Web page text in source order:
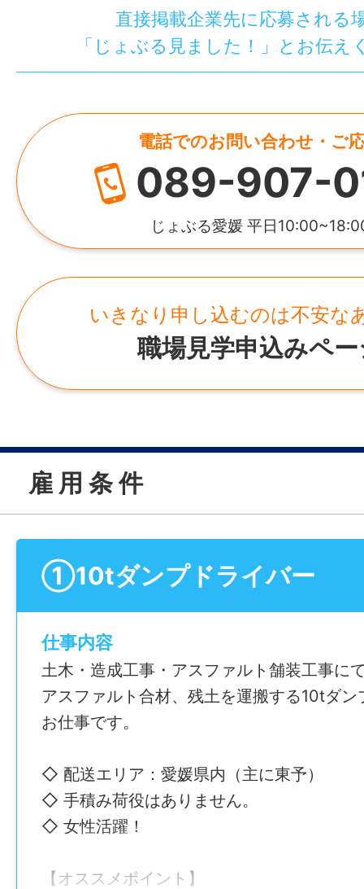
直接掲載企業先に応募される
「じょぶる見ました！」とお伝え
電話でのお問い合わせ・ご
089-907-
じょぶる愛媛 平日
いきなり申し込むのは不安な
職場見学申込みペ
雇 用 条 件
①10tダンプドライバー
仕事内容
土木・造成工事・アスファルト舗装工事に
アスファルト合材、残土を運搬する10tダン
お仕事です。
◇ 配送エリア：愛媛県内（主に東予）
◇ 手積み荷役はありません。
◇ 女性活躍！
【オススメポイント】